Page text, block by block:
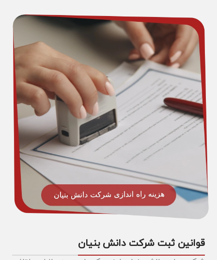
قوانین ثبت شرکت دانش بنیان